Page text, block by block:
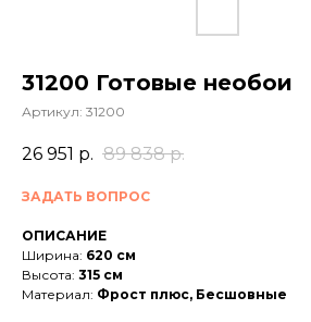
31200 Готовые необои
Артикул: 31200
26 951 р. 89 838 р.
ЗАДАТЬ ВОПРОС
ОПИСАНИЕ
Ширина: 620 см
Высота: 315 см
Материал: Фрост плюс, Бесшовные